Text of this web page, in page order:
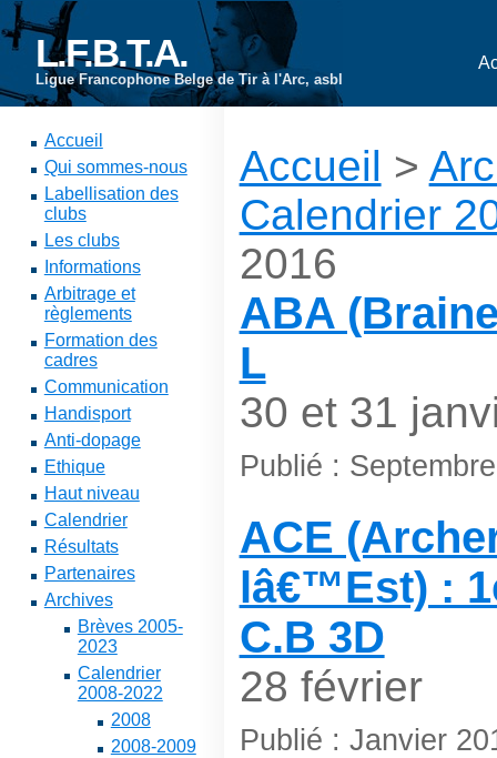
L.F.B.T.A.
Ligue Francophone Belge de Tir à l'Arc, asbl
Accueil
Qui sommes-nous
Labellisation des
clubs
Les clubs
Informations
Arbitrage et
règlements
Formation des
cadres
Communication
Handisport
Anti-dopage
Ethique
Haut niveau
Calendrier
Résultats
Partenaires
Archives
Brèves 2005-
2023
Calendrier
2008-2022
2008
2008-2009
Accueil >
Calendrier
2016
ABA
L
30 et 31
Publié :
ACE
lâ€™Est) :
C.B 3D
28 février
Publié : Janvier